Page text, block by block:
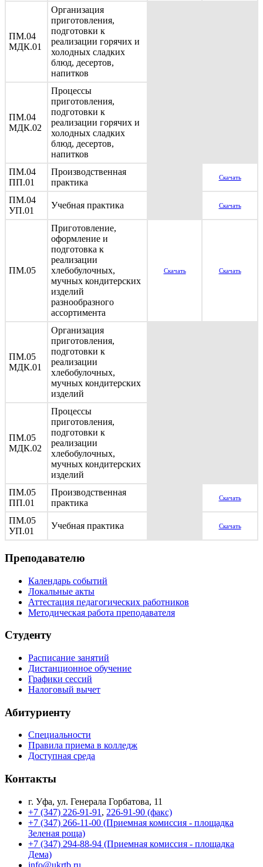
ПМ.04
МДК.01
Организация
приготовления,
подготовки к
реализации горячих и
холодных сладких
блюд, десертов,
напитков
ПМ.04
МДК.02
Процессы
приготовления,
подготовки к
реализации горячих и
холодных сладких
блюд, десертов,
напитков
ПМ.04
ПП.01
Производственная
практика
Скачать
ПМ.04
УП.01
Учебная практика Скачать
ПМ.05
Приготовление,
оформление и
подготовка к
реализации
хлебобулочных,
мучных кондитерских
изделий
разнообразного
ассортимента
Скачать Скачать
ПМ.05
МДК.01
Организация
приготовления,
подготовки к
реализации
хлебобулочных,
мучных кондитерских
изделий
ПМ.05
МДК.02
Процессы
приготовления,
подготовки к
реализации
хлебобулочных,
мучных кондитерских
изделий
ПМ.05
ПП.01
Производственная
практика
Скачать
ПМ.05
УП.01
Учебная практика Скачать
Преподавателю
Календарь событий
Локальные акты
Аттестация педагогических работников
Методическая работа преподавателя
Студенту
Расписание занятий
Дистанционное обучение
Графики сессий
Налоговый вычет
Абитуриенту
Специальности
Правила приема в колледж
Доступная среда
Контакты
г. Уфа, ул. Генерала Горбатова, 11
+7 (347) 226-91-91 , 226-91-90 (факс)
+7 (347) 266-11-00 (Приемная комиссия - площадка
Зеленая роща)
+7 (347) 294-88-94 (Приемная комиссия - площадка
Дема)
info@ukrtb.ru